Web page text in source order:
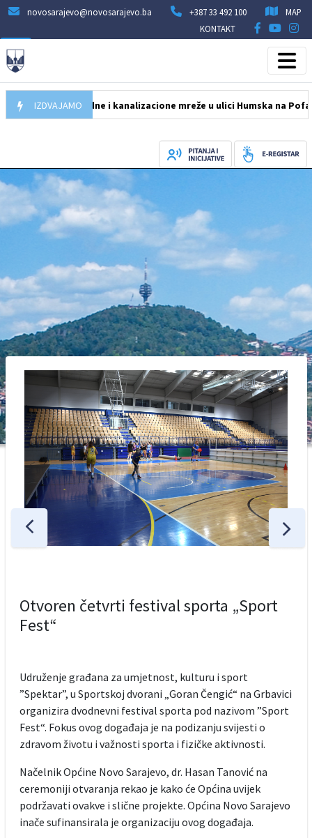
novosarajevo@novosarajevo.ba +387 33 492 100
MAP
KONTAKT
IZDVAJAMO
vodovodne i kanalizacione mreže u ulici Humska na Pofalićima
Otvoren četvrti festival sporta „Sport
Fest“
Udruženje građana za umjetnost, kulturu i sport
”Spektar”, u Sportskoj dvorani „Goran Čengić“ na Grbavici
organizira dvodnevni festival sporta pod nazivom ”Sport
Fest“. Fokus ovog događaja je na podizanju svijesti o
zdravom životu i važnosti sporta i fizičke aktivnosti.
Načelnik Općine Novo Sarajevo, dr. Hasan Tanović na
ceremoniji otvaranja rekao je kako će Općina uvijek
podržavati ovakve i slične projekte. Općina Novo Sarajevo
inače sufinansirala je organizaciju ovog događaja.